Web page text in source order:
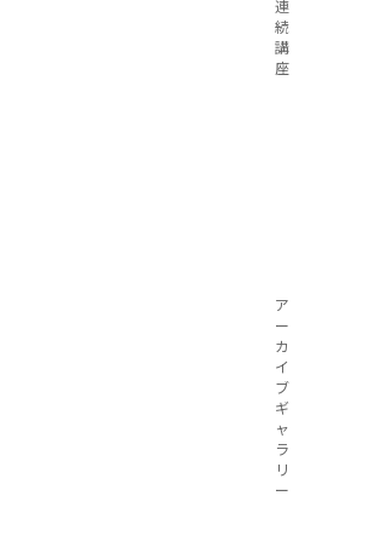
連
続
講
座
ア
ー
カ
イ
ブ
ギ
ャ
ラ
リ
ー